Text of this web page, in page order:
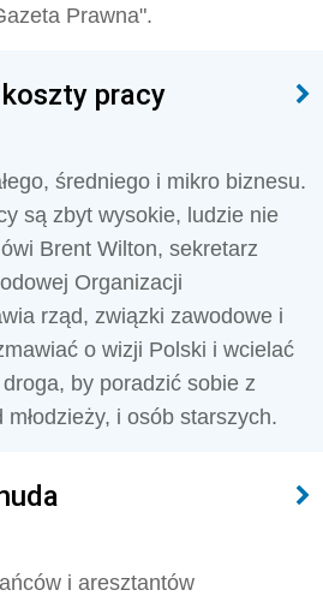
Prawna".
pracy
średniego i mikro biznesu.
są zbyt wysokie, ludzie nie
Brent Wilton, sekretarz
Organizacji
rząd, związki zawodowe i
o wizji Polski i wcielać
by poradzić sobie z
i osób starszych.
i aresztantów